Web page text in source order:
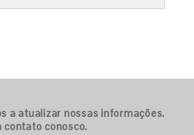
a atualizar nossas informações.
contato conosco.